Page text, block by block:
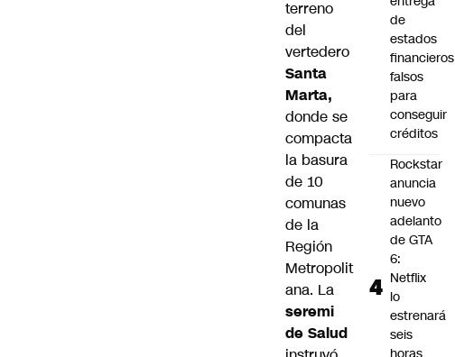
terreno
del
vertedero
Santa
Marta,
donde se
compacta
la basura
de 10
comunas
de la
Región
Metropolit
ana. La
seremi
de Salud
de
estados
financieros
falsos
para
conseguir
créditos
Rockstar
anuncia
nuevo
adelanto
de GTA
6:
Netflix
lo
estrenará
seis